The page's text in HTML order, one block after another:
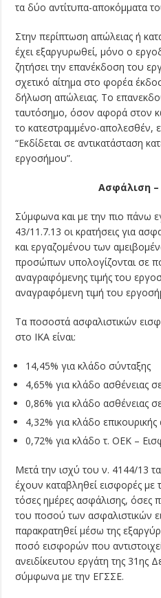
τα δύο αντίτυπα-αποκόμματα
Στην περίπτωση απώλειας ή
έχει εξαργυρωθεί, μόνο ο
ζητήσει την επανέκδοση του
σχετικό αίτημα στο φορέα
δήλωση απώλειας. Το
ταυτόσημο, όσον αφορά στον
το κατεστραμμένο-απολεσθέν,
“Εκδίδεται σε αντικατάσταση
εργοσήμου”.
Ασφάλιση –
Σύμφωνα και με την πιο πάνω
43/11.7.13 οι κρατήσεις για
και εργαζομένου των
προσώπων υπολογίζονται σε
αναγραφόμενης τιμής του
αναγραφόμενη τιμή του
Τα ποσοστά ασφαλιστικών
στο ΙΚΑ είναι:
14,45% για κλάδο σύνταξης
4,65% για κλάδο ασθένειας
0,86% για κλάδο ασθένειας
4,32% για κλάδο
0,72% για κλάδο τ. ΟΕΚ –
Μετά την ισχύ του ν. 4144/13
έχουν καταβληθεί εισφορές με
τόσες ημέρες ασφάλισης, όσες
του ποσού των ασφαλιστικών
παρακρατηθεί μέσω της
ποσό εισφορών που
ανειδίκευτου εργάτη της 31ης
σύμφωνα με την ΕΓΣΣΕ.